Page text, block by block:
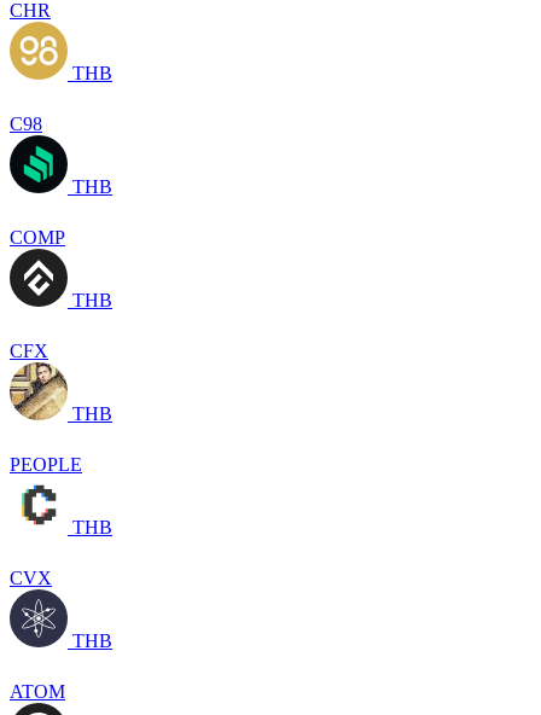
CHR
THB
C98
THB
COMP
THB
CFX
THB
PEOPLE
THB
CVX
THB
ATOM